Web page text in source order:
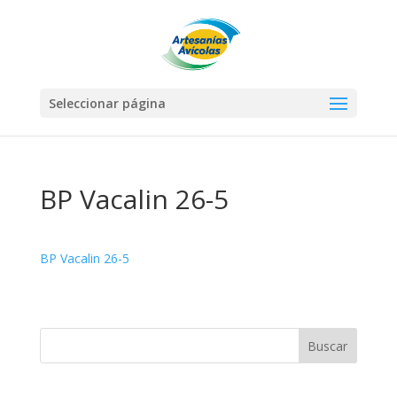
Seleccionar página
BP Vacalin 26-5
BP Vacalin 26-5